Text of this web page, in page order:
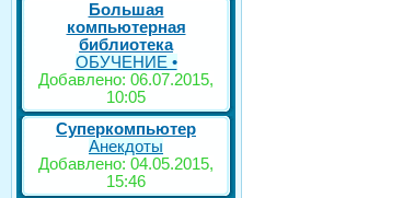
Большая
компьютерная
библиотека
ОБУЧЕНИЕ •
Добавлено: 06.07.2015,
10:05
Суперкомпьютер
Анекдоты
Добавлено: 04.05.2015,
15:46